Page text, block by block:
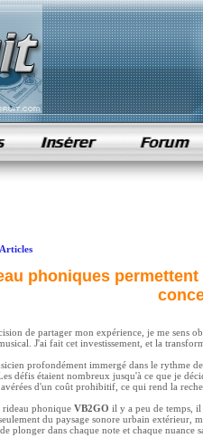
Articles
phoniques
de partager mon expérience, je me sens
J'ai fait cet investissement, et la
profondément immergé dans le rythme
défis étaient nombreux jusqu'à ce que je
d'un coût prohibitif, ce qui rend la
rideau phonique VB2GO il y a peu de temps, il
du paysage sonore urbain extérieur,
plonger dans chaque note et chaque nuance